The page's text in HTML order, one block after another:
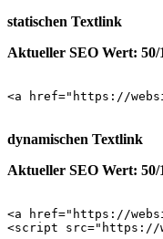
statischen Textlink
Aktueller SEO Wert: 50/
<a href="https://
dynamischen Textlink
Aktueller SEO Wert: 50/
<a href="https://